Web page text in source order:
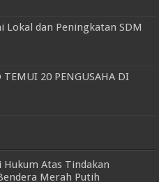
Lokal dan Peningkatan SDM
TEMUI 20 PENGUSAHA DI
Atas Tindakan
Merah Putih